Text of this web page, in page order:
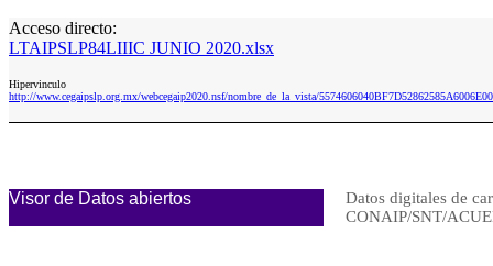
Acceso directo:
LTAIPSLP84LIIIC JUNIO 2020.xlsx
Hipervinculo
http://www.cegaipslp.org.mx/webcegaip2020.nsf/nombre_de_la_vista/
Visor de Datos abiertos
Datos digitales de
CONAIP/SNT/